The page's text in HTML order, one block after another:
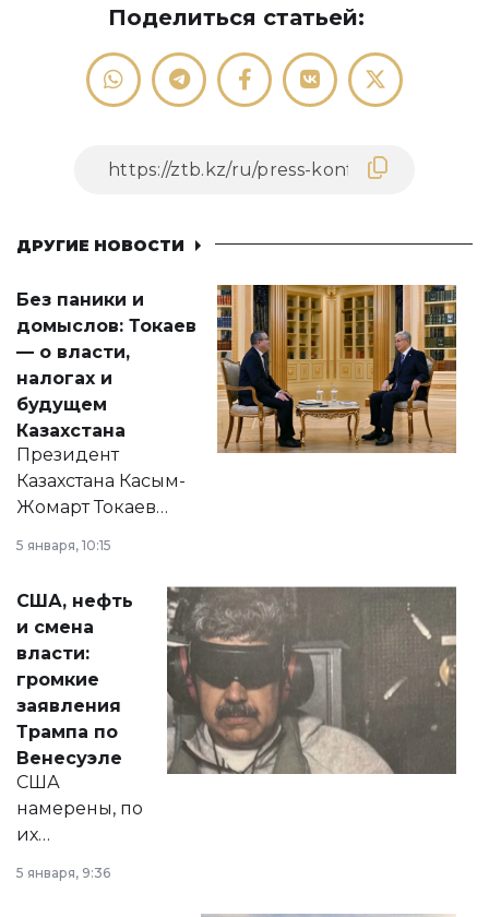
Поделиться статьей:
ДРУГИЕ НОВОСТИ
Без паники и
домыслов: Токаев
— о власти,
налогах и
будущем
Казахстана
Президент
Казахстана Касым-
Жомарт Токаев
сразу несколько
актуальных тем —
от слухов о
политических
реформах до
вопросов армии,
экономики и
личного здоровья.
5 января, 10:15
США, нефть
и смена
власти:
громкие
заявления
Трампа по
Венесуэле
США
намерены, по
их
принести
5 января, 9:36